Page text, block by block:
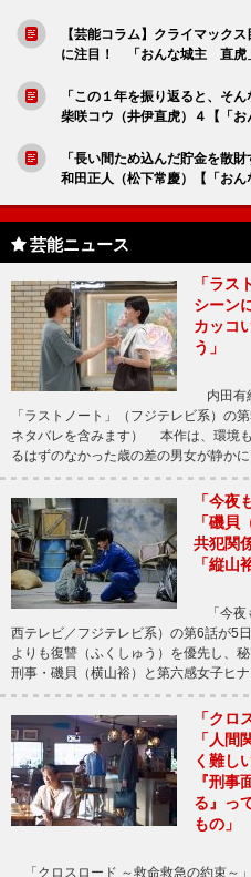
【芸能コラム】クライマック
に注目！ 「おんな城主 直虎
「この１年を振り返ると、そ
柴咲コウ（井伊直虎）４【「
「長い間ため込んだ貯金を散
和田正人（松下常慶）【「お
芸能ニュース
「ラス
シーン
カッコ
う」
内田有
「ラストノート」（フジテレビ系）の
ネタバレを含みます） 本作は、環境
るはずのなかった歳の差の男女が静か
「今夜
「磯貝
共犯関
「縦山
「今夜
西テレビ／フジテレビ系）の第6話が
よりも復讐（ふくしゅう）を優先し、
刑事・磯貝（横山裕）と第六感女子ヒ
「クロ
「人間
く難し
『刑事
る』っ
もの」
「クロスロード ～救命救急の約束～